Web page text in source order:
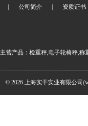
公司简介 资质证书
主营产品：检重秤,电子轮椅秤,
© 2026 上海实干实业有限公司